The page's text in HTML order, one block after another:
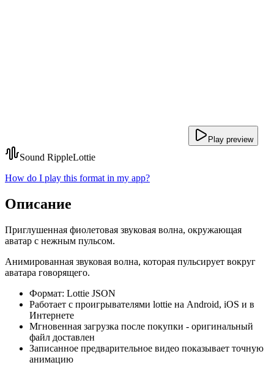
Play preview
Sound RippleLottie
How do I play this format in my app?
Описание
Приглушенная фиолетовая звуковая волна, окружающая
аватар с нежным пульсом.
Анимированная звуковая волна, которая пульсирует вокруг
аватара говорящего.
Формат: Lottie JSON
Работает с проигрывателями lottie на Android, iOS и в
Интернете
Мгновенная загрузка после покупки - оригинальный
файл доставлен
Записанное предварительное видео показывает точную
анимацию